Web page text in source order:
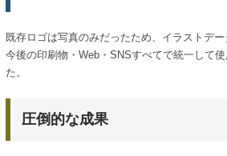
既存ロゴは写真のみだったため、イラストデー
今後の印刷物・Web・SNSすべてで統一して
た。
圧倒的な成果